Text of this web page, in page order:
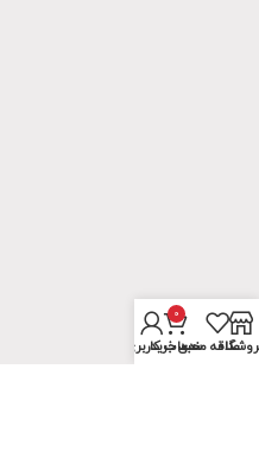
علاقه مندی
0
سبد خرید
حساب کاربری من